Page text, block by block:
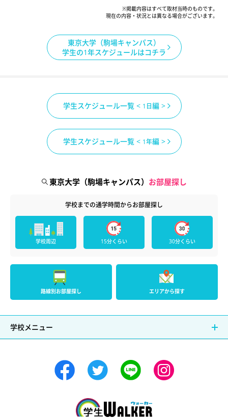
※掲載内容はすべて取材当時のものです。
現在の内容・状況とは異なる場合がございます。
東京大学（駒場キャンパス）
学生の1年スケジュールはコチラ
学生スケジュール一覧 < 1日編 >
学生スケジュール一覧 < 1年編 >
東京大学（駒場キャンパス） お部屋探し
学校までの通学時間からお部屋探し
学校周辺 15分くらい 30分くらい
路線別お部屋探し エリアから探す
学校メニュー